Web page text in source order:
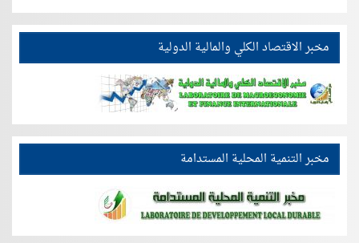
مخبر الاقتصاد الكلي والمالية الدولية
مخبر التنمية المحلية المستدامة